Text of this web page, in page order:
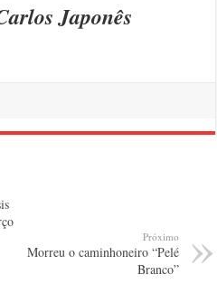
Japonês
Próximo
Morreu o caminhoneiro “Pelé
Branco”